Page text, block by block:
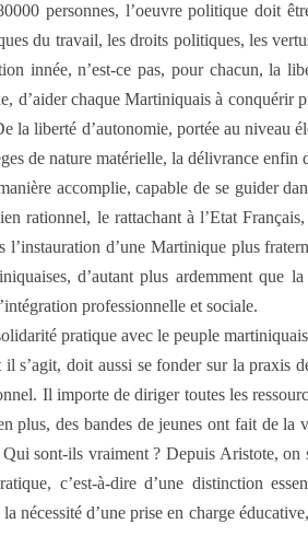
personnes, l’oeuvre politique doit
du travail, les droits politiques, les
innée, n’est-ce pas, pour chacun, la
chaque Martiniquais à conquérir
liberté d’autonomie, portée au niveau
de nature matérielle, la délivrance
accomplie, capable de se guider
rationnel, le rattachant à l’Etat
d’une Martinique plus
d’autant plus ardemment
professionnelle et sociale.
pratique avec le peuple
s’agit, doit aussi se fonder sur la praxis
Il importe de diriger toutes les
des bandes de jeunes ont fait de
sont-ils vraiment ? Depuis Aristote,
c’est-à-dire d’une distinction
nécessité d’une prise en charge